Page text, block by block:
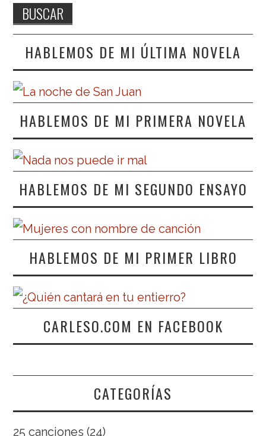
HABLEMOS DE MI ÚLTIMA NOVELA
HABLEMOS DE MI PRIMERA NOVELA
HABLEMOS DE MI SEGUNDO ENSAYO
HABLEMOS DE MI PRIMER LIBRO
CARLESO.COM EN FACEBOOK
CATEGORÍAS
25 canciones (24)